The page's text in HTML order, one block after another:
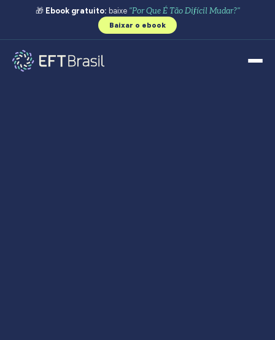
🎁 Ebook gratuito: baixe "Por Que É Tão Difícil Mudar?"
Baixar o ebook